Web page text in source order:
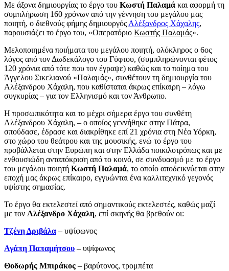
Με άξονα δημιουργίας το έργο του Κωστή Παλαμά και αφορμή τη
συμπλήρωση 160 χρόνων από την γέννηση του μεγάλου μας
ποιητή, ο διεθνούς φήμης δημιουργός Αλέξανδρος Χάχαλης,
παρουσιάζει το έργο του, «Οπερατόριο Κωστής Παλαμάς».
Μελοποιημένα ποιήματα του μεγάλου ποιητή, ολόκληρος ο 6ος
λόγος από τον Δωδεκάλογο του Γύφτου, (συμπληρώνονται φέτος
120 χρόνια από τότε που τον έγραψε) καθώς και το ποίημα του
Άγγελου Σικελιανού «Παλαμάς», συνθέτουν τη δημιουργία του
Αλέξανδρου Χάχαλη, που καθίσταται άκρως επίκαιρη – λόγω
συγκυρίας – για τον Ελληνισμό και τον Άνθρωπο.
Η προσωπικότητα και το μέχρι σήμερα έργο του συνθέτη
Αλέξανδρου Χάχαλη, – ο οποίος γεννήθηκε στην Πάτρα,
σπούδασε, έδρασε και διακρίθηκε επί 21 χρόνια στη Νέα Υόρκη,
στο χώρο του θεάτρου και της μουσικής, ενώ το έργο του
προβάλλεται στην Ευρώπη και στην Ελλάδα ποικιλοτρόπως και με
ενθουσιώδη ανταπόκριση από το κοινό, σε συνδυασμό με το έργο
του μεγάλου ποιητή Κωστή Παλαμά, το οποίο αποδεικνύεται στην
εποχή μας άκρως επίκαιρο, εγγυώνται ένα καλλιτεχνικό γεγονός
υψίστης σημασίας.
Το έργο θα εκτελεστεί από σημαντικούς εκτελεστές, καθώς μαζί
με τον Αλέξανδρο Χάχαλη, επί σκηνής θα βρεθούν οι:
Τζένη Δριβάλα – υψίφωνος
Αγάπη Παπαμήτσου – υψίφωνος
Θοδωρής Μπιράκος – βαρύτονος, τρομπέτα